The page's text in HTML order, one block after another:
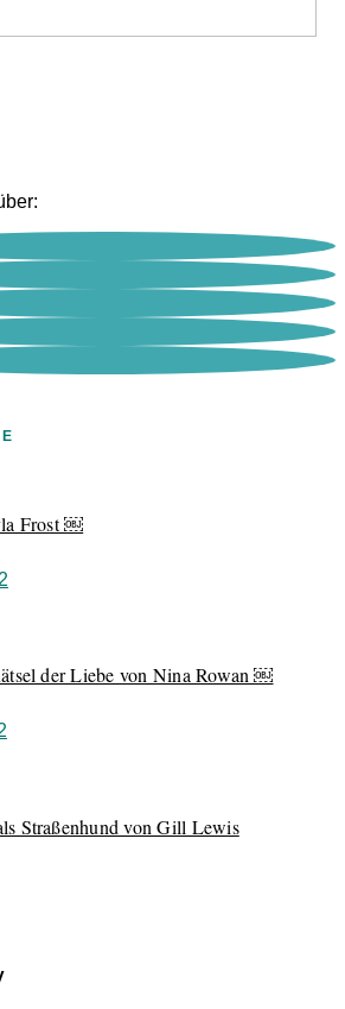
Frost ￼
der Liebe von Nina Rowan ￼
Straßenhund von Gill Lewis